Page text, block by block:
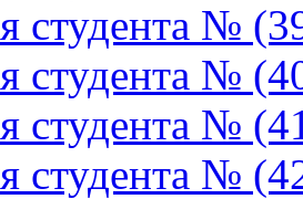
студента №
студента №
студента №
студента №